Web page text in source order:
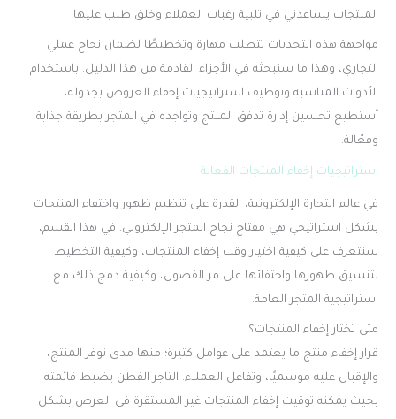
المنتجات يساعدني في تلبية رغبات العملاء وخلق طلب عليها.
مواجهة هذه التحديات تتطلب مهارة وتخطيطًا لضمان نجاح عملي
التجاري، وهذا ما سنبحثه في الأجزاء القادمة من هذا الدليل. باستخدام
الأدوات المناسبة وتوظيف استراتيجيات إخفاء العروض بجدولة،
أستطيع تحسين إدارة تدفق المنتج وتواجده في المتجر بطريقة جذابة
وفعّالة.
استراتيجيات إخفاء المنتجات الفعالة
في عالم التجارة الإلكترونية، القدرة على تنظيم ظهور واختفاء المنتجات
بشكل استراتيجي هي مفتاح نجاح المتجر الإلكتروني. في هذا القسم،
سنتعرف على كيفية اختيار وقت إخفاء المنتجات، وكيفية التخطيط
لتنسيق ظهورها واختفائها على مر الفصول، وكيفية دمج ذلك مع
استراتيجية المتجر العامة.
متى تختار إخفاء المنتجات؟
قرار إخفاء منتج ما يعتمد على عوامل كثيرة؛ منها مدى توفر المنتج،
والإقبال عليه موسميًا، وتفاعل العملاء. التاجر الفطن يضبط قائمته
بحيث يمكنه توقيت إخفاء المنتجات غير المستقرة في العرض بشكل